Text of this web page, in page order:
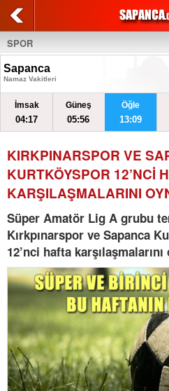
SPOR
Sapanca
Namaz Vakitleri
İmsak
04:17
Güneş
05:56
Öğle
13:09
KIRKPINARSPOR VE
KURTKÖYSPOR 12’NCİ
KARŞILAŞMALARINI
Süper Amatör Lig A grubu
Kırkpınarspor ve Sapanca
12’nci hafta